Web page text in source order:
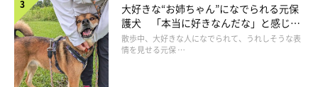
大好きな“お姉ちゃん”になでられる元保
護犬 「本当に好きなんだな」と感じる
表情にほっこり
散歩中、大好きな人になでられて、うれしそうな表
情を見せる元保 …